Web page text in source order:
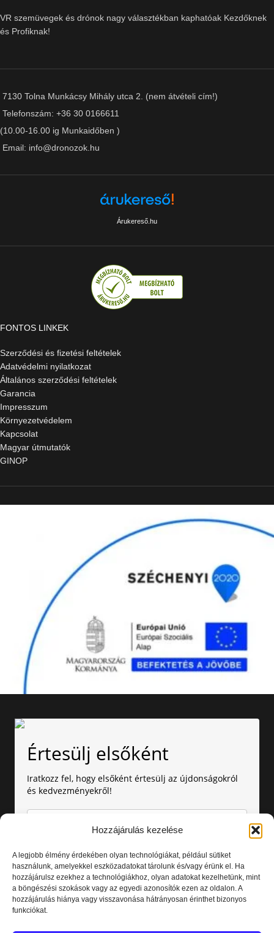
Hozzájárulás kezelése
A legjobb élmény érdekében olyan technológiákat, például sütiket
használunk, amelyekkel eszközadatokat tárolunk és/vagy érünk el. Ha
hozzájárulsz ezekhez a technológiákhoz, olyan adatokat kezelhetünk, mint
a böngészési szokások vagy az egyedi azonosítók ezen az oldalon. A
hozzájárulás hiánya vagy visszavonása hátrányosan érinthet bizonyos
funkciókat.
VR szemüvegek és drónok nagy választékban kaphatóak Kezdőknek
és Profiknak!
7130 Tolna Munkácsy Mihály utca 2. (nem átvételi cím!)
Telefonszám: +36 30 0166611
(10.00-16.00 ig Munkaidőben )
Email: info@dronozok.hu
Árukereső.hu
FONTOS LINKEK
Szerződési és fizetési feltételek
Adatvédelmi nyilatkozat
Általános szerződési feltételek
Garancia
Impresszum
Környezetvédelem
Kapcsolat
Magyar útmutatók
GINOP
Értesülj elsőként
Iratkozz fel, hogy elsőként értesülj az újdonságokról
és kedvezményekről!
Amennyiben nem szeretnél több értesítést kapni, bármikor
leiratkozhatsz. Az adataid nálunk biztonságban vannak.